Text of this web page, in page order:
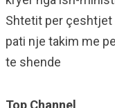
Shtetit per çeshtjet
pati nje takim me
te shende
Top Channel